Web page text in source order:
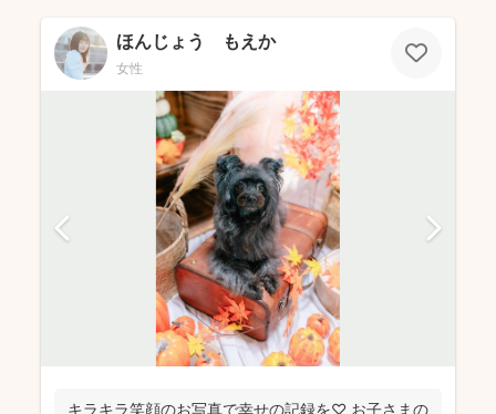
ほんじょう もえか
女性
キラキラ笑顔のお写真で幸せの記録を♡ お子さまの